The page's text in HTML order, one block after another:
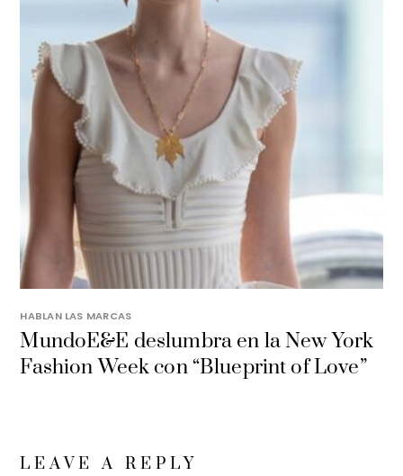
HABLAN LAS MARCAS
MundoE&E deslumbra en la New York
Fashion Week con “Blueprint of Love”
LEAVE A REPLY